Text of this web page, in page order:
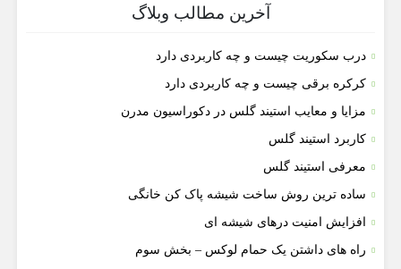
آخرین مطالب وبلاگ
درب سکوریت چیست و چه کاربردی دارد
کرکره برقی چیست و چه کاربردی دارد
مزایا و معایب استیند گلس در دکوراسیون مدرن
کاربرد استیند گلس
معرفی استیند گلس
ساده ترین روش ساخت شیشه پاک کن خانگی
افزایش امنیت درهای شیشه ای
راه های داشتن یک حمام لوکس – بخش سوم